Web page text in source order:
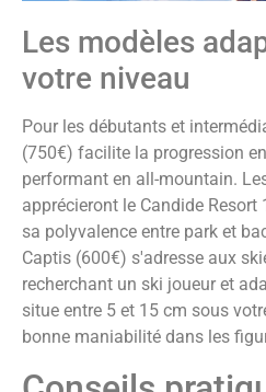
Les modèles
votre niveau
Pour les débutants et
(750€) facilite la progression
performant en all-mountain.
apprécieront le Candide
sa polyvalence entre park et
Captis (600€) s'adresse aux
recherchant un ski joueur et
situe entre 5 et 15 cm sous
bonne maniabilité dans les